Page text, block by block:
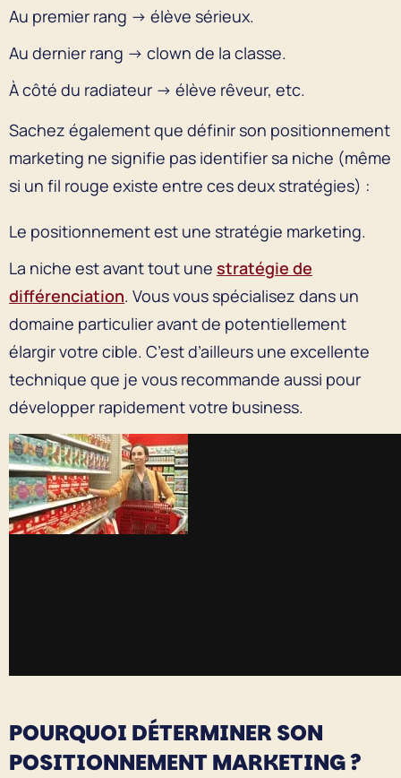
Au premier rang → élève sérieux.
Au dernier rang → clown de la classe.
À côté du radiateur → élève rêveur, etc.
Sachez également que définir son positionnement
marketing ne signifie pas identifier sa niche (même
si un fil rouge existe entre ces deux stratégies) :
Le positionnement est une stratégie marketing.
La niche est avant tout une stratégie de
différenciation. Vous vous spécialisez dans un
domaine particulier avant de potentiellement
élargir votre cible. C’est d’ailleurs une excellente
technique que je vous recommande aussi pour
développer rapidement votre business.
POURQUOI DÉTERMINER SON
POSITIONNEMENT MARKETING ?